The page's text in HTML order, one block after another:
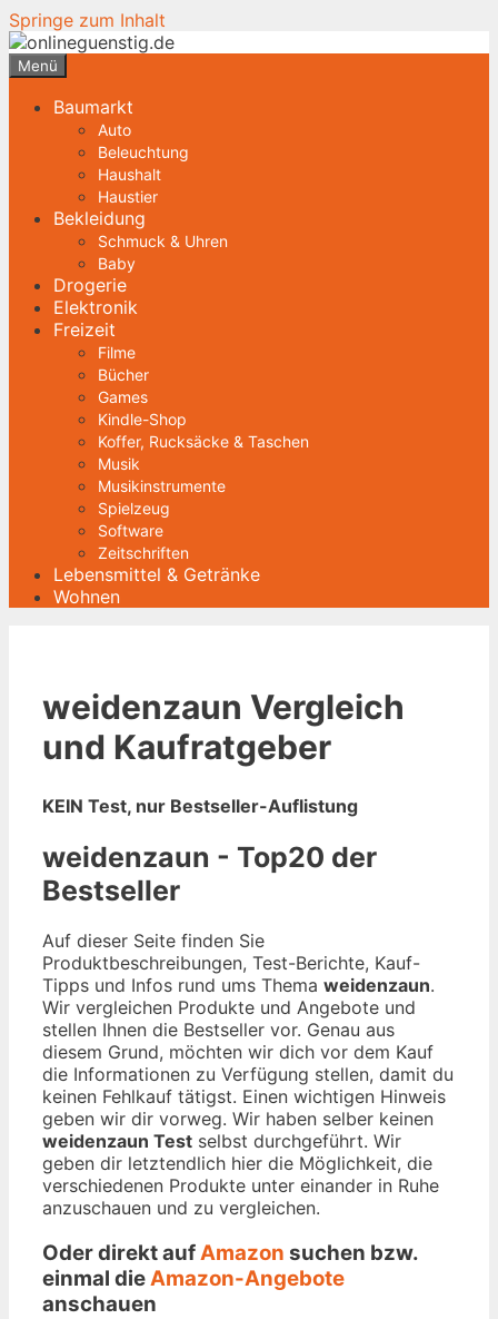
Springe zum Inhalt
Menü
Baumarkt
Auto
Beleuchtung
Haushalt
Haustier
Bekleidung
Schmuck & Uhren
Baby
Drogerie
Elektronik
Freizeit
Filme
Bücher
Games
Kindle-Shop
Koffer, Rucksäcke & Taschen
Musik
Musikinstrumente
Spielzeug
Software
Zeitschriften
Lebensmittel & Getränke
Wohnen
weidenzaun Vergleich
und Kaufratgeber
KEIN Test, nur Bestseller-Auflistung
weidenzaun - Top20 der
Bestseller
Auf dieser Seite finden Sie
Produktbeschreibungen, Test-Berichte, Kauf-
Tipps und Infos rund ums Thema weidenzaun.
Wir vergleichen Produkte und Angebote und
stellen Ihnen die Bestseller vor. Genau aus
diesem Grund, möchten wir dich vor dem Kauf
die Informationen zu Verfügung stellen, damit du
keinen Fehlkauf tätigst. Einen wichtigen Hinweis
geben wir dir vorweg. Wir haben selber keinen
weidenzaun Test selbst durchgeführt. Wir
geben dir letztendlich hier die Möglichkeit, die
verschiedenen Produkte unter einander in Ruhe
anzuschauen und zu vergleichen.
Oder direkt aufAmazon suchen bzw.
einmal dieAmazon-Angebote
anschauen